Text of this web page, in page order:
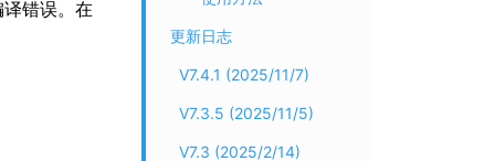
错误。在
更新日志
V7.4.1 (2025/11/7)
V7.3.5 (2025/11/5)
V7.3 (2025/2/14)